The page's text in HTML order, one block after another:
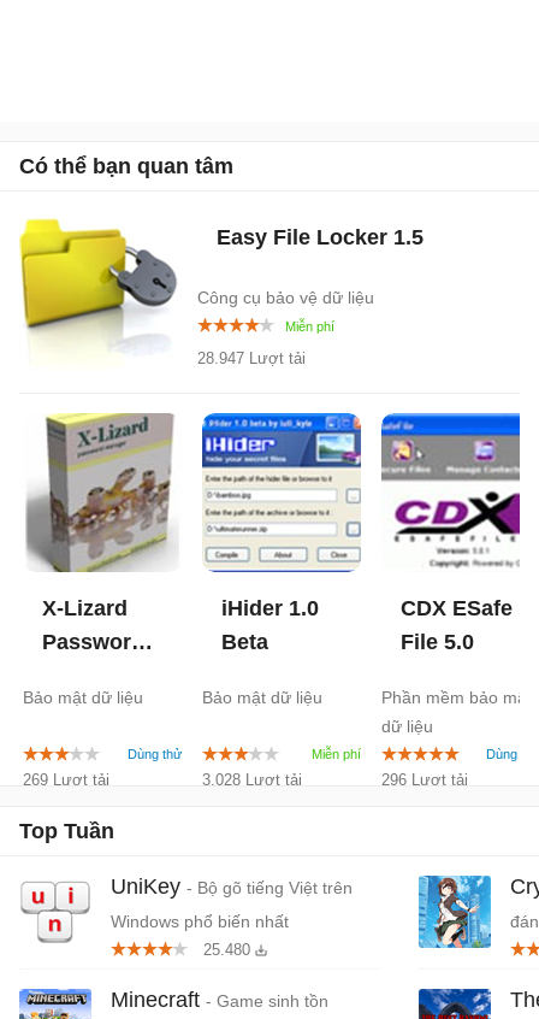
Có thể bạn quan tâm
Easy File Locker 1.5
Công cụ bảo vệ dữ liệu
28.947 Lượt tải
X-Lizard
Password
4.0
Bảo mật dữ liệu
269 Lượt tải
iHider 1.0
Beta
Bảo mật dữ liệu
3.028 Lượt tải
CDX ESafe
File 5.0
Phần mềm bảo mật
dữ liệu
296 Lượt tải
Top Tuần
UniKey - Bộ gõ tiếng Việt trên
Windows phổ biến nhất
25.480
Minecraft - Game sinh tồn